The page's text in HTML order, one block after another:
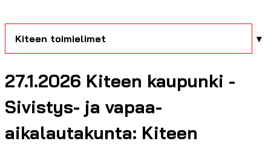
Kiteen toimielimet
27.1.2026 Kiteen kaupunki -
Sivistys- ja vapaa-
aikalautakunta: Kiteen